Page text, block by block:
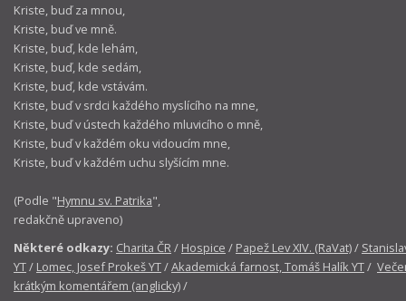
Kriste, buď za mnou,
Kriste, buď ve mně.
Kriste, buď, kde lehám,
Kriste, buď, kde sedám,
Kriste, buď, kde vstávám.
Kriste, buď v srdci každého myslícího na mne,
Kriste, buď v ústech každého mluvicího o mně,
Kriste, buď v každém oku vidoucím mne,
Kriste, buď v každém uchu slyšícím mne.
(Podle "Hymnu sv. Patrika",
redakčně upraveno)
Některé odkazy: Charita ČR/ Hospice / Papež Lev XIV. (RaVat)/
YT/ Lomec, Josef Prokeš YT/Akademická farnost, Tomáš Halík YT/
krátkým komentářem (anglicky)/